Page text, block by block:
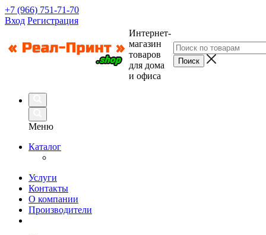
+7 (966) 751-71-70
Вход Регистрация
Интернет-
магазин
товаров
для дома
и офиса
Меню
Каталог
Услуги
Контакты
О компании
Производители